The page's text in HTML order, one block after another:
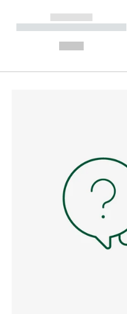
------------
----------- ----------- --------